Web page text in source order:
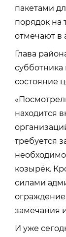
пакетами
порядок на
отмечают в
Глава
состояние
находится
требуется
козырёк.
силами
ограждение
замечания
И уже